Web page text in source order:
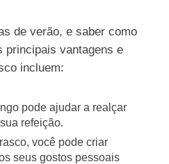
de verão, e saber como
principais vantagens e
incluem:
pode ajudar a realçar
refeição.
você pode criar
seus gostos pessoais